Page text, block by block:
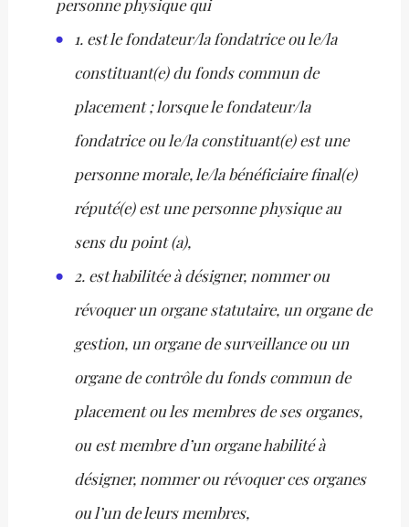
personne physique qui
1. est le fondateur/la fondatrice ou le/la
constituant(e) du fonds commun de
placement ; lorsque le fondateur/la
fondatrice ou le/la constituant(e) est une
personne morale, le/la bénéficiaire final(e)
réputé(e) est une personne physique au
sens du point (a),
2. est habilitée à désigner, nommer ou
révoquer un organe statutaire, un organe de
gestion, un organe de surveillance ou un
organe de contrôle du fonds commun de
placement ou les membres de ses organes,
ou est membre d’un organe habilité à
désigner, nommer ou révoquer ces organes
ou l’un de leurs membres,